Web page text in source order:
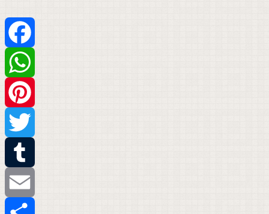
Facebook
WhatsApp
Pinterest
Twitter
Tumblr